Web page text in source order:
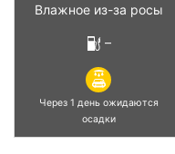
Влажное из-за росы
–
Через 1 день ожидаются
осадки